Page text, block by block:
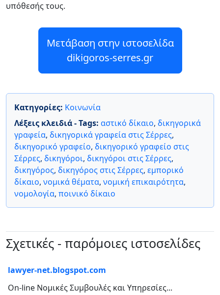
υπόθεσής τους.
Μετάβαση στην ιστοσελίδα
dikigoros-serres.gr
Κατηγορίες: Κοινωνία
Λέξεις κλειδιά - Tags: αστικό δίκαιο, δικηγορικά
γραφεία, δικηγορικά γραφεία στις Σέρρες,
δικηγορικό γραφείο, δικηγορικό γραφείο στις
Σέρρες, δικηγόροι, δικηγόροι στις Σέρρες,
δικηγόρος, δικηγόρος στις Σέρρες, εμπορικό
δίκαιο, νομικά θέματα, νομική επικαιρότητα,
νομολογία, ποινικό δίκαιο
Σχετικές - παρόμοιες ιστοσελίδες
lawyer-net.blogspot.com
On-line Νομικές Συμβουλές και Υπηρεσίες...